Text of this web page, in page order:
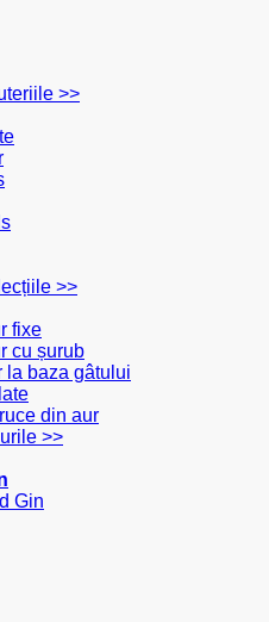
>>
>>
fixe
cu șurub
la baza gâtului
din aur
>>
Gin